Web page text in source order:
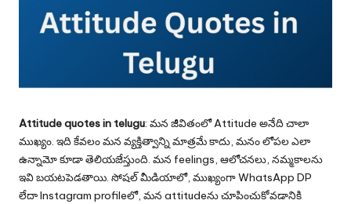
Attitude quotes in telugu: మన జీవితంలో Attitude అనేది చాలా
ముఖ్యం. ఇది కేవలం మన వ్యక్తిత్వాన్ని మాత్రమే కాదు, మనం లోపల ఎలా
ఉన్నామో కూడా తెలియజేస్తుంది. మన feelings, ఆలోచనలు, నమ్మకాలను
ఇవి బయటపెడతాయి. సోషల్ మీడియాలో, ముఖ్యంగా WhatsApp DP
లేదా Instagram profileలో, మన attitudeను చూపించుకోవడానికి